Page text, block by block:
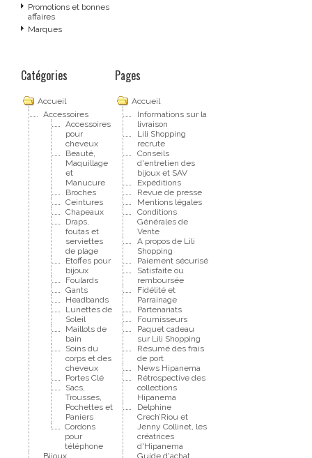
Promotions et bonnes
affaires
Marques
Catégories
Accueil
Accessoires
Accessoires
pour
cheveux
Beauté,
Maquillage
et
Manucure
Broches
Ceintures
Chapeaux
Draps,
foutas et
serviettes
de plage
Etoffes pour
bijoux
Foulards
Gants
Headbands
Lunettes de
Soleil
Maillots de
bain
Soins du
corps et des
cheveux
Portes Clé
Sacs,
Trousses,
Pochettes et
Paniers
Cordons
pour
téléphone
Bijoux
Pages
Accueil
Informations sur la
livraison
Lili Shopping
recrute
Conseils
d'entretien des
bijoux et SAV
Expéditions
Revue de presse
Mentions légales
Conditions
Générales de
Vente
A propos de Lili
Shopping
Paiement sécurisé
Satisfaite ou
remboursée
Fidélité et
Parrainage
Partenariats
Fournisseurs
Paquet cadeau
sur Lili Shopping
Résumé des frais
de port
News Hipanema
Rétrospective des
collections
Hipanema
Delphine
Crech’Riou et
Jenny Collinet, les
créatrices
d'Hipanema
Guide d'achat,